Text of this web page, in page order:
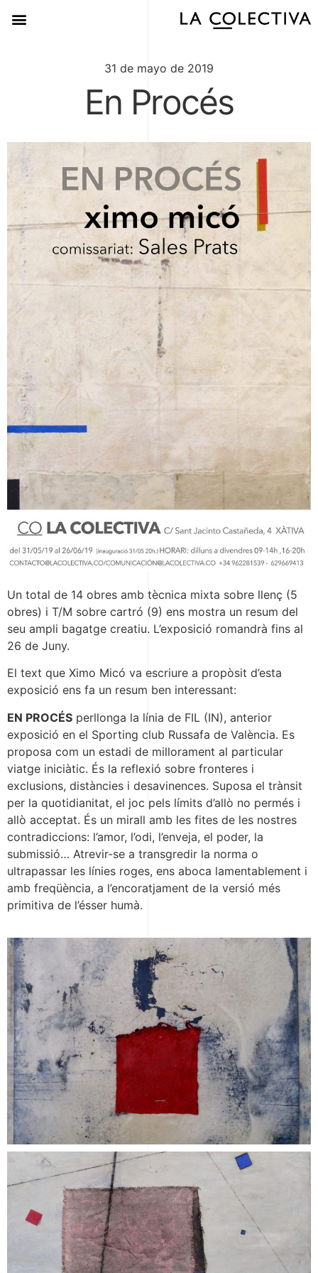
31 de mayo de 2019
En Procés
Un total de 14 obres amb tècnica mixta sobre llenç (5
obres) i T/M sobre cartró (9) ens mostra un resum del
seu ampli bagatge creatiu. L’exposició romandrà fins al
26 de Juny.
El text que Ximo Micó va escriure a propòsit d’esta
exposició ens fa un resum ben interessant:
EN PROCÉS perllonga la línia de FIL (IN), anterior
exposició en el Sporting club Russafa de València. Es
proposa com un estadi de millorament al particular
viatge iniciàtic. És la reflexió sobre fronteres i
exclusions, distàncies i desavinences. Suposa el trànsit
per la quotidianitat, el joc pels límits d’allò no permés i
allò acceptat. És un mirall amb les fites de les nostres
contradiccions: l’amor, l’odi, l’enveja, el poder, la
submissió… Atrevir-se a transgredir la norma o
ultrapassar les línies roges, ens aboca lamentablement i
amb freqüència, a l’encoratjament de la versió més
primitiva de l’ésser humà.